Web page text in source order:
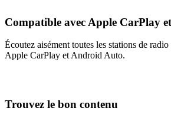
Compatible avec Apple CarPlay
Écoutez aisément toutes les stations de
Apple CarPlay et Android Auto.
Trouvez le bon contenu